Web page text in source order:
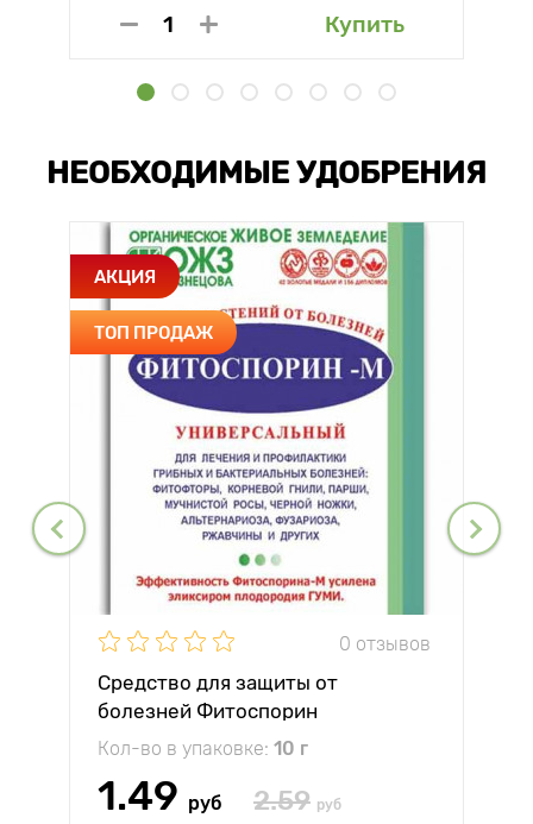
Купить
НЕОБХОДИМЫЕ УДОБРЕНИЯ
АКЦИЯ
ТОП ПРОДАЖ
0 отзывов
Средство для защиты от
болезней Фитоспорин
Кол-во в упаковке: 10 г
1.49 руб 2.59 руб